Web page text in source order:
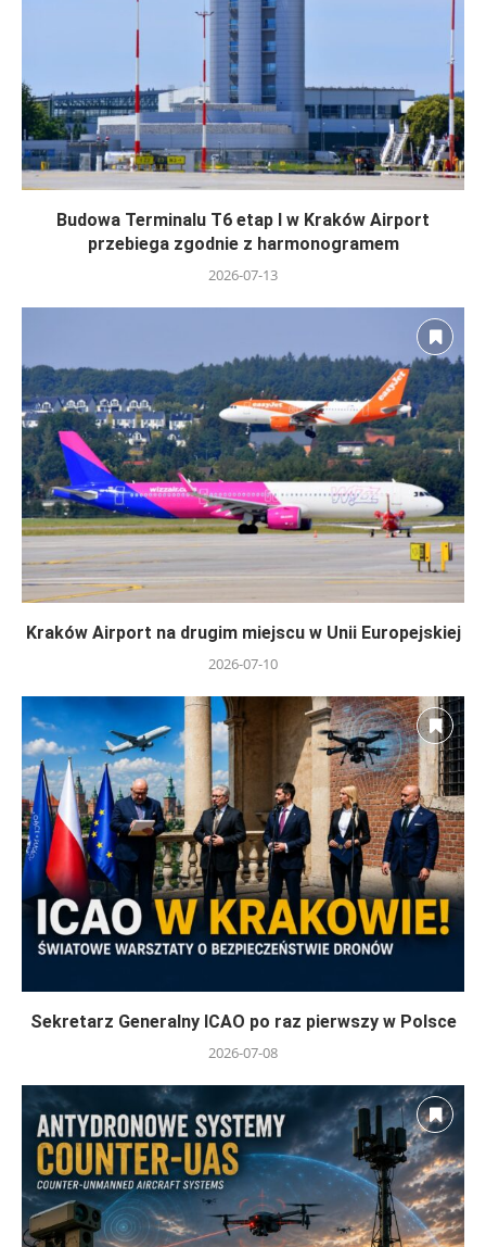
Budowa Terminalu T6 etap I w Kraków Airport
przebiega zgodnie z harmonogramem
2026-07-13
Kraków Airport na drugim miejscu w Unii Europejskiej
2026-07-10
Sekretarz Generalny ICAO po raz pierwszy w Polsce
2026-07-08